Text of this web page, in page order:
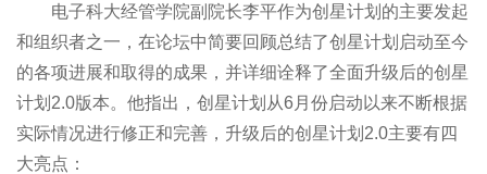
电子科大经管学院副院长李平作为创星计划的主要发起
和组织者之一，在论坛中简要回顾总结了创星计划启动至今
的各项进展和取得的成果，并详细诠释了全面升级后的创星
计划2.0版本。他指出，创星计划从6月份启动以来不断根据
实际情况进行修正和完善，升级后的创星计划2.0主要有四
大亮点：